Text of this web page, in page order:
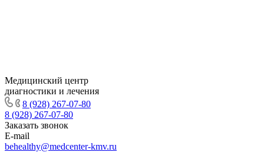
Медицинский центр
диагностики и лечения
8 (928) 267-07-80
8 (928) 267-07-80
Заказать звонок
E-mail
behealthy@medcenter-kmv.ru